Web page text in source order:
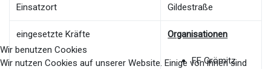
Einsatzort Gildestraße
eingesetzte Kräfte Organisationen
FF Grömitz
Wir benutzen Cookies
Wir nutzen Cookies auf unserer Website. Einige von ihnen sind